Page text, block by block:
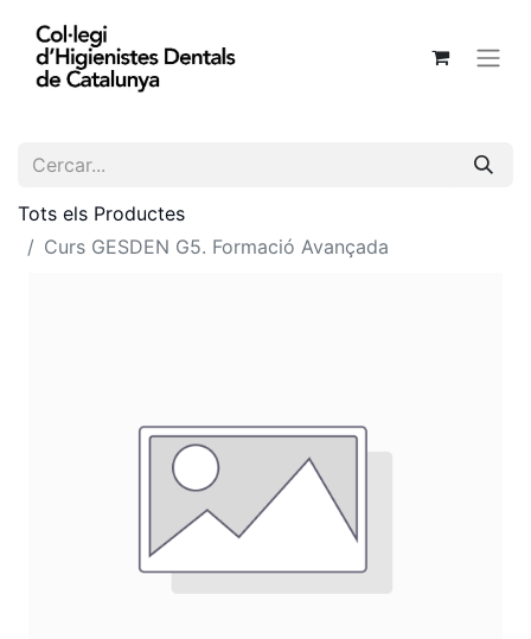
Tots els Productes
Curs GESDEN G5. Formació Avançada